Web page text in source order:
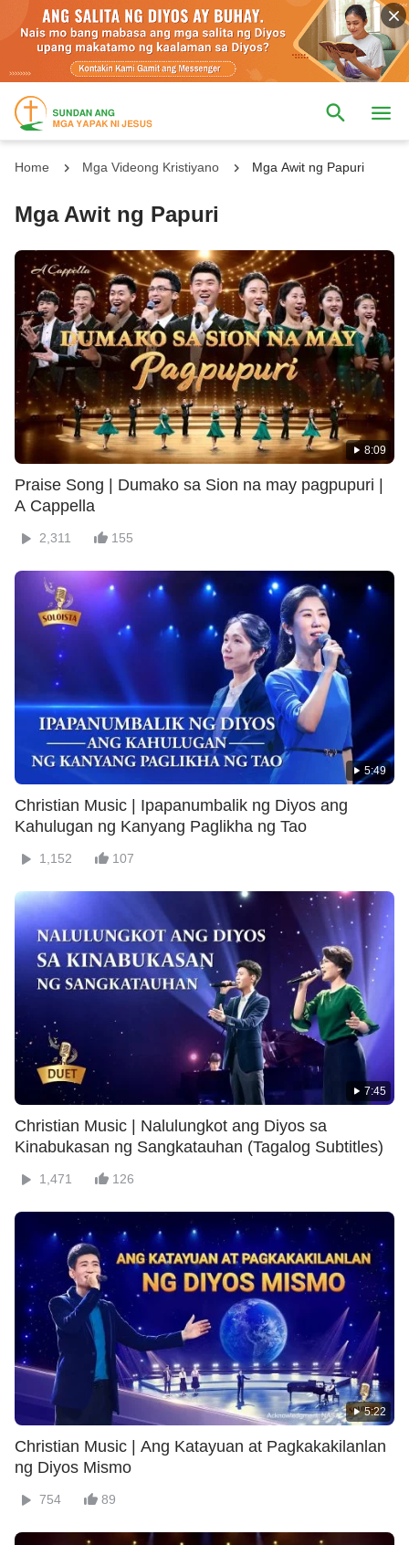
Home Mga Videong Kristiyano Mga Awit ng Papuri
Mga Awit ng Papuri
8:09
Praise Song | Dumako sa Sion na may pagpupuri |
A Cappella
2,311 155
5:49
Christian Music | Ipapanumbalik ng Diyos ang
Kahulugan ng Kanyang Paglikha ng Tao
1,152 107
7:45
Christian Music | Nalulungkot ang Diyos sa
Kinabukasan ng Sangkatauhan (Tagalog Subtitles)
1,471 126
5:22
Christian Music | Ang Katayuan at Pagkakakilanlan
ng Diyos Mismo
754 89